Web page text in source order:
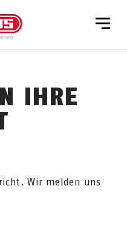
IHRE
Wir melden uns